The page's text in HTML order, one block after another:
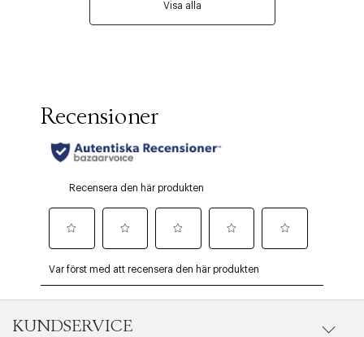
Visa alla
KUNDSERVICE